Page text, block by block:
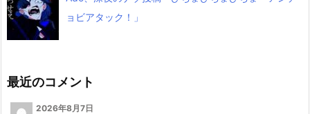
ョビアタック！」
最近のコメント
2026年8月7日